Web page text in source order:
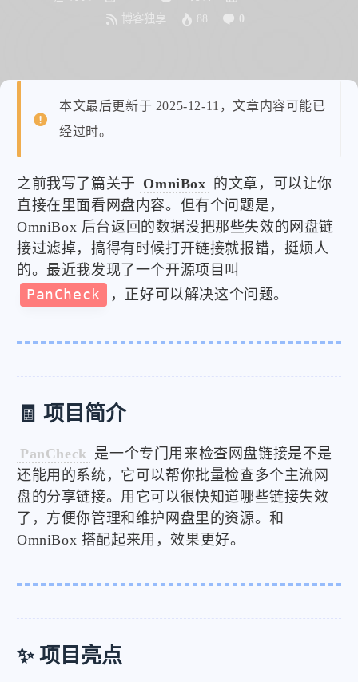
博客独享
88 0
本文最后更新于 2025-12-11，文章内容可能已
经过时。
之前我写了篇关于 OmniBox 的文章，可以让你
直接在里面看网盘内容。但有个问题是，
OmniBox 后台返回的数据没把那些失效的网盘链
接过滤掉，搞得有时候打开链接就报错，挺烦人
的。最近我发现了一个开源项目叫
PanCheck
，正好可以解决这个问题。
🧾 项目简介
PanCheck 是一个专门用来检查网盘链接是不是
还能用的系统，它可以帮你批量检查多个主流网
盘的分享链接。用它可以很快知道哪些链接失效
了，方便你管理和维护网盘里的资源。和
OmniBox 搭配起来用，效果更好。
✨ 项目亮点